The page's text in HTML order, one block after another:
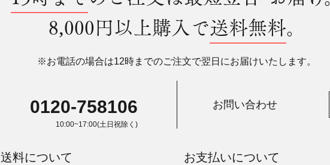
8,000円以上購入で送料無料。
※お電話の場合は12時までのご注文で翌日にお届けいたします。
0120-758106
10:00~17:00(土日祝除く)
お問い合わせ
送料について お支払いについて